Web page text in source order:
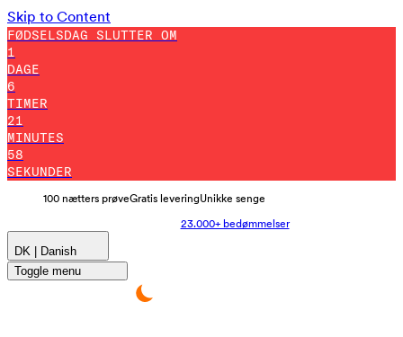
Skip to Content
FØDSELSDAG SLUTTER OM
1
DAGE
6
TIMER
21
MINUTES
47
SEKUNDER
100 nætters prøveGratis leveringUnikke senge
23.000+ bedømmelser
DK | Danish
Toggle menu